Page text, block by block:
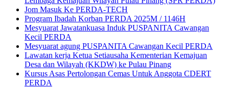
Jom Masuk Ke PERDA-TECH
Program Ibadah Korban PERDA 2025M / 1146H
Mesyuarat Jawatankuasa Induk PUSPANITA Cawangan
Kecil PERDA
Mesyuarat agung PUSPANITA Cawangan Kecil PERDA
Lawatan kerja Ketua Setiausaha Kementerian Kemajuan
Desa dan Wilayah (KKDW) ke Pulau Pinang
Kursus Asas Pertolongan Cemas Untuk Anggota CDERT
PERDA